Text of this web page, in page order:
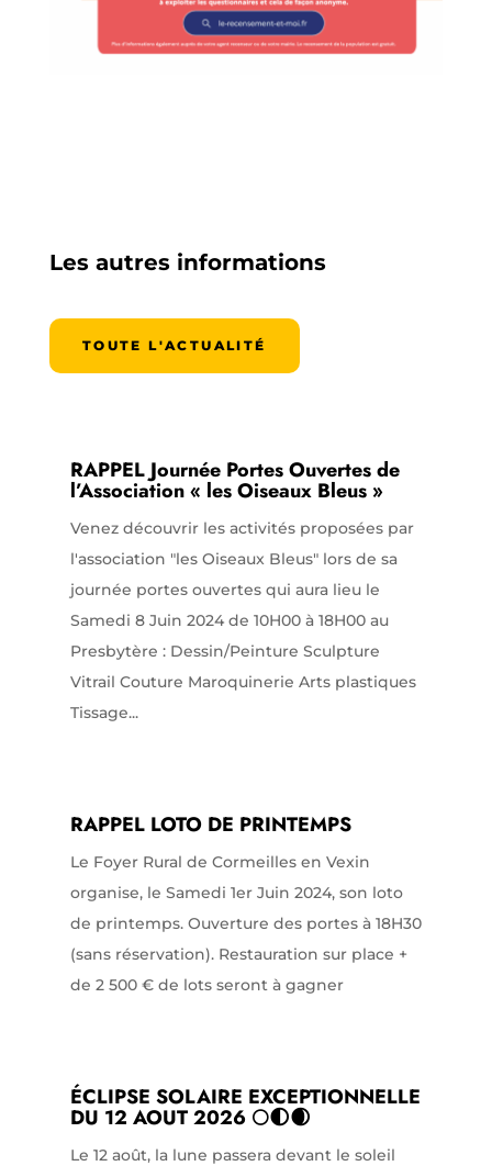
Les autres informations
TOUTE L'ACTUALITÉ
RAPPEL Journée Portes Ouvertes de
l’Association « les Oiseaux Bleus »
Venez découvrir les activités proposées par
l'association "les Oiseaux Bleus" lors de sa
journée portes ouvertes qui aura lieu le
Samedi 8 Juin 2024 de 10H00 à 18H00 au
Presbytère : Dessin/Peinture Sculpture
Vitrail Couture Maroquinerie Arts plastiques
Tissage...
RAPPEL LOTO DE PRINTEMPS
Le Foyer Rural de Cormeilles en Vexin
organise, le Samedi 1er Juin 2024, son loto
de printemps. Ouverture des portes à 18H30
(sans réservation). Restauration sur place +
de 2 500 € de lots seront à gagner
ÉCLIPSE SOLAIRE EXCEPTIONNELLE
DU 12 AOUT 2026 🌕🌓🌒
Le 12 août, la lune passera devant le soleil